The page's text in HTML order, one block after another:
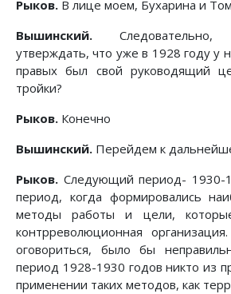
Рыков. В лице моем, Бухарина и
Вышинский.
утверждать, что уже в 1928 году у
правых был свой руководящий
тройки?
Рыков. Конечно
Вышинский. Перейдем к
Рыков. Следующий период- 1930-
период, когда формировались
методы работы и цели,
контрреволюционная
оговориться, было бы
период 1928-1930 годов никто из
применении таких методов, как